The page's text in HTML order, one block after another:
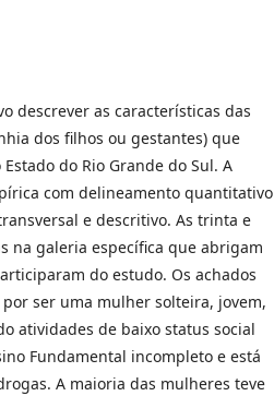
descrever as características das
dos filhos ou gestantes) que
do Rio Grande do Sul. A
com delineamento quantitativo
e descritivo. As trinta e
na galeria específica que abrigam
do estudo. Os achados
ser uma mulher solteira, jovem,
atividades de baixo status social
Fundamental incompleto e está
A maioria das mulheres teve